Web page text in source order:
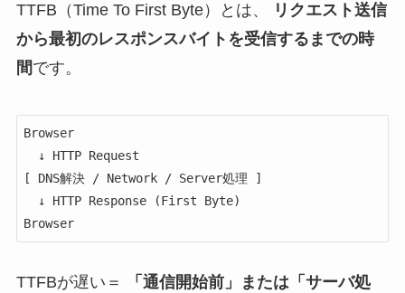
TTFB（Time To First Byte）とは、
リクエスト送信
から最初のレスポンスバイトを受信するまでの時
間です。
Browser
[ DNS解決 / Network / Server処理 ]
Browser
TTFBが遅い＝
「通信開始前」または「サーバ処